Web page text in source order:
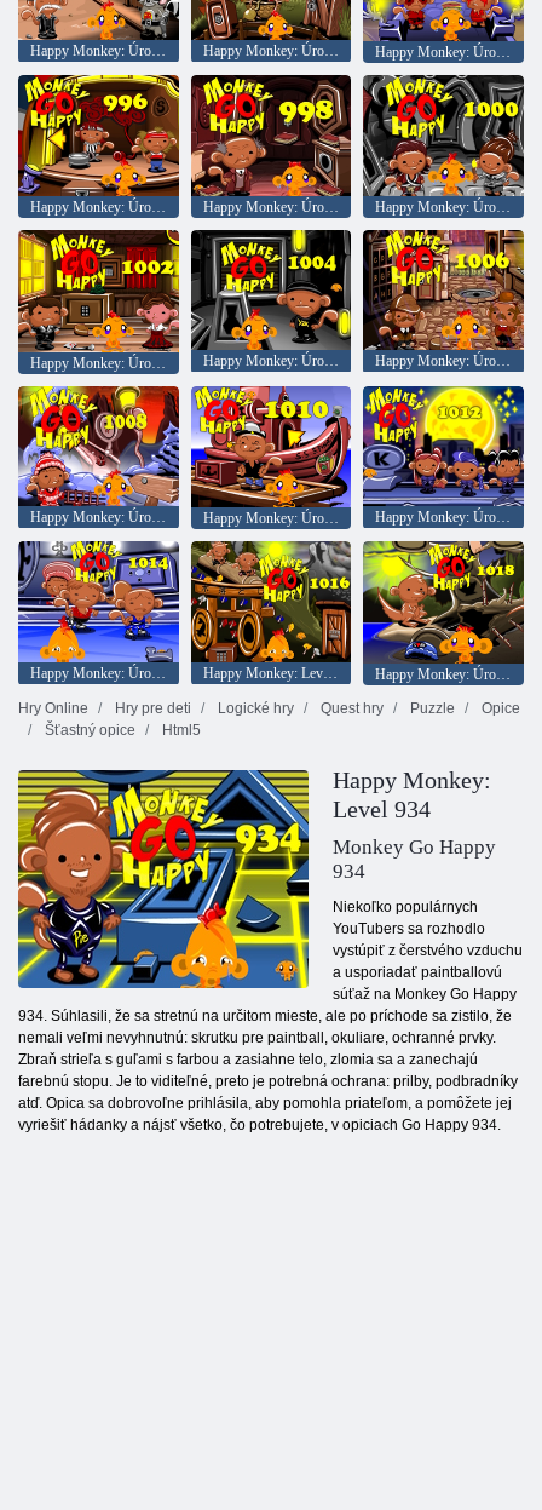
Happy Monkey: Úroveň 990 Happy Monkey: Úroveň 992 Happy Monkey: Úroveň 994
Happy Monkey: Úroveň 996 Happy Monkey: Úroveň 998 Happy Monkey: Úroveň 1000
Happy Monkey: Úroveň 1004 Happy Monkey: Úroveň 1006
Happy Monkey: Úroveň 1008 Happy Monkey: Úroveň 1010 Happy Monkey: Úroveň 1012
Happy Monkey: Úroveň 1014 Happy Monkey: Level 1016
Happy Monkey: Úroveň 1018
Hry Online
Hry pre deti Logické hry Quest hry Puzzle
Opice
Šťastný opice
Html5
Happy Monkey:
Level 934
Monkey Go Happy
934
Niekoľko populárnych
YouTubers sa rozhodlo
vystúpiť z čerstvého vzduchu
a usporiadať paintballovú
súťaž na Monkey Go Happy
934. Súhlasili, že sa stretnú na určitom mieste, ale po príchode sa zistilo, že
nemali veľmi nevyhnutnú: skrutku pre paintball, okuliare, ochranné prvky.
Zbraň strieľa s guľami s farbou a zasiahne telo, zlomia sa a zanechajú
farebnú stopu. Je to viditeľné, preto je potrebná ochrana: prilby, podbradníky
atď. Opica sa dobrovoľne prihlásila, aby pomohla priateľom, a pomôžete jej
vyriešiť hádanky a nájsť všetko, čo potrebujete, v opiciach Go Happy 934.